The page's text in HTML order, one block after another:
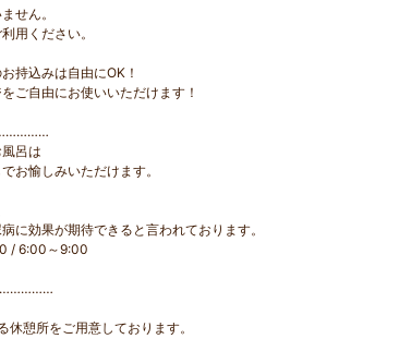
せん。
用ください。
持込みは自由にOK！
ご自由にお使いいただけます！
呂は
お愉しみいただけます。
に効果が期待できると言われております。
/ 6:00～9:00
憩所をご用意しております。